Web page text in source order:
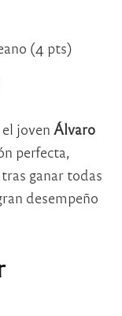
(4 pts)
, el joven Álvaro
perfecta,
ganar todas
desempeño